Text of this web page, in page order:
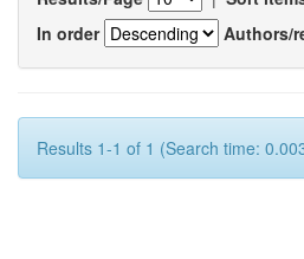
In order
Authors/
Results 1-1 of 1 (Search time: